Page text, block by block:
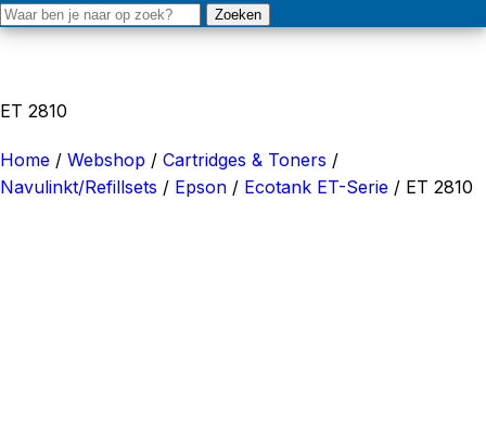
Zoeken
ET 2810
Home / Webshop / Cartridges & Toners /
Navulinkt/Refillsets / Epson / Ecotank ET-Serie / ET 2810